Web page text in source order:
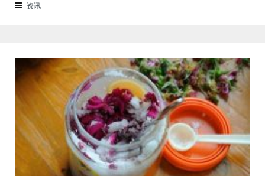
钱） 留夫鸭加盟费多少钱?留夫鸭是一个典型的亲民创业项目，只要身
资讯